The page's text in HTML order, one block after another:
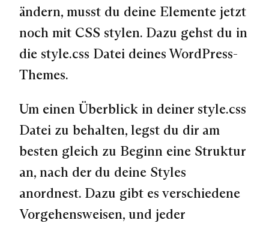
ändern, musst du deine Elemente jetzt
noch mit CSS stylen. Dazu gehst du in
die style.css Datei deines WordPress-
Themes.
Um einen Überblick in deiner style.css
Datei zu behalten, legst du dir am
besten gleich zu Beginn eine Struktur
an, nach der du deine Styles
anordnest. Dazu gibt es verschiedene
Vorgehensweisen, und jeder